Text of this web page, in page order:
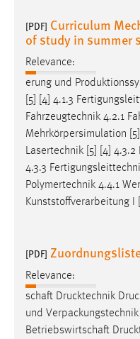
[PDF] Curriculum
of study in summer
Relevance:
erung und
[5] [4] 4.1.3
Fahrzeugtechnik 4.2.1
Mehrkörpersimulation
Lasertechnik [5] [4]
4.3.3
Polymertechnik 4.4.1
Kunststoffverarbeitung I
[PDF]
Relevance:
schaft Drucktechnik
und
Betriebswirtschaft